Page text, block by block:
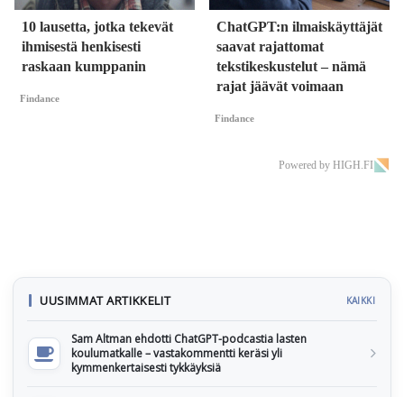
10 lausetta, jotka tekevät
ihmisestä henkisesti
raskaan kumppanin
Findance
ChatGPT:n ilmaiskäyttäjät
saavat rajattomat
tekstikeskustelut – nämä
rajat jäävät voimaan
Findance
Powered by HIGH.FI
UUSIMMAT ARTIKKELIT KAIKKI
Sam Altman ehdotti ChatGPT-podcastia lasten
koulumatkalle – vastakommentti keräsi yli
kymmenkertaisesti tykkäyksiä